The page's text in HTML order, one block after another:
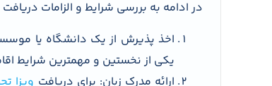
در ادامه به بررسی شرایط و الزامات
اخذ پذیرش از یک دانشگاه یا
یکی از نخستین و مهمترین شرایط
ارائه مدرک زبان: برای دریافت ویزا